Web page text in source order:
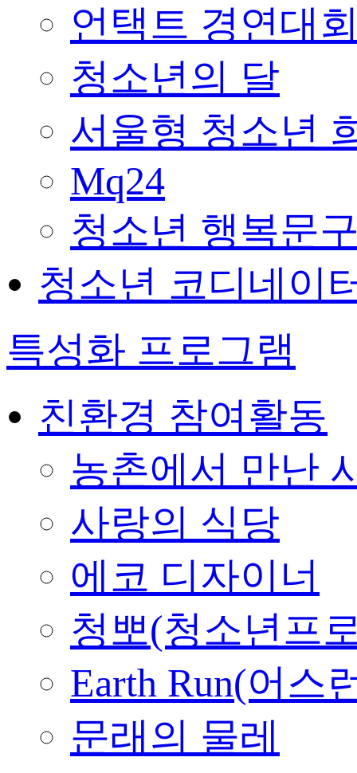
언택트 경연대
청소년의 달
서울형 청소년
Mq24
청소년 행복문
청소년 코디네이
특성화 프로그램
친환경 참여활동
농촌에서 만난
사랑의 식당
에코 디자이너
청뽀(청소년프
Earth Run(어스
문래의 물레